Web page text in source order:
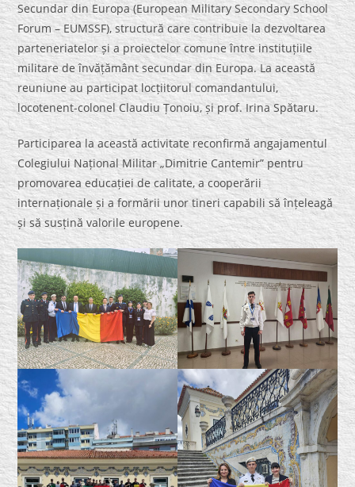
Secundar din Europa (European Military Secondary School
Forum – EUMSSF), structură care contribuie la dezvoltarea
parteneriatelor și a proiectelor comune între instituțiile
militare de învățământ secundar din Europa. La această
reuniune au participat locțiitorul comandantului,
locotenent-colonel Claudiu Țonoiu, și prof. Irina Spătaru.
Participarea la această activitate reconfirmă angajamentul
Colegiului Național Militar „Dimitrie Cantemir” pentru
promovarea educației de calitate, a cooperării
internaționale și a formării unor tineri capabili să înțeleagă
și să susțină valorile europene.